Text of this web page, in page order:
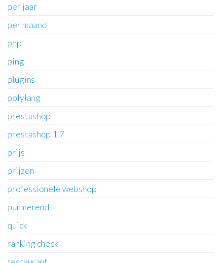
per jaar
per maand
php
ping
plugins
polylang
prestashop
prestashop 1.7
prijs
prijzen
professionele webshop
purmerend
quick
ranking check